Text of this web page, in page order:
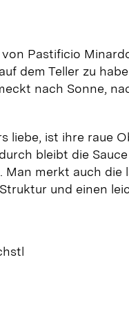
Pastificio
dem Teller zu
nach Sonne,
liebe, ist ihre raue
bleibt die
Man merkt auch die
und einen